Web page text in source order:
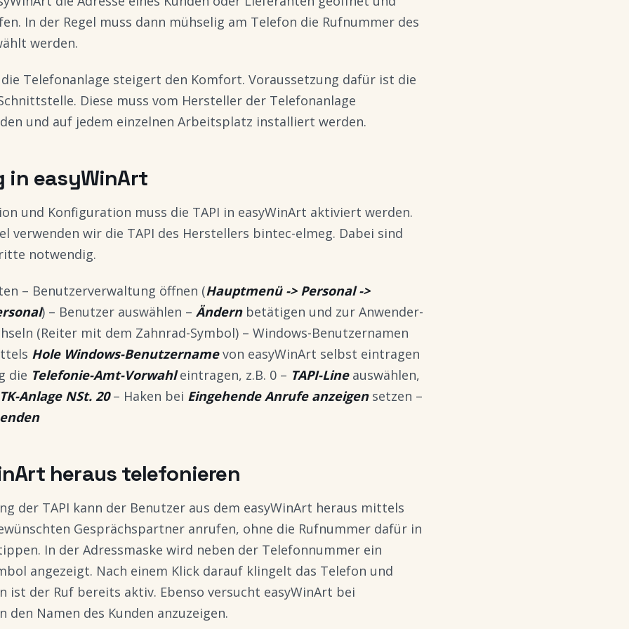
In der Regel muss dann mühselig am Telefon die Rufnummer des
werden.
Telefonanlage steigert den Komfort. Voraussetzung dafür ist die
Diese muss vom Hersteller der Telefonanlage
und auf jedem einzelnen Arbeitsplatz installiert werden.
in easyWinArt
und Konfiguration muss die TAPI in easyWinArt aktiviert werden.
verwenden wir die TAPI des Herstellers bintec-elmeg. Dabei sind
notwendig.
– Benutzerverwaltung öffnen (Hauptmenü -> Personal ->
) – Benutzer auswählen – Ändernbetätigen und zur Anwender-
(Reiter mit dem Zahnrad-Symbol) – Windows-Benutzernamen
Hole Windows-Benutzernamevon easyWinArt selbst eintragen
die Telefonie-Amt-Vorwahleintragen, z.B. 0 – TAPI-Lineauswählen,
Anlage NSt. 20– Haken bei Eingehende Anrufe anzeigensetzen –
heraus telefonieren
der TAPI kann der Benutzer aus dem easyWinArt heraus mittels
Gesprächspartner anrufen, ohne die Rufnummer dafür in
In der Adressmaske wird neben der Telefonnummer ein
angezeigt. Nach einem Klick darauf klingelt das Telefon und
ist der Ruf bereits aktiv. Ebenso versucht easyWinArt bei
den Namen des Kunden anzuzeigen.